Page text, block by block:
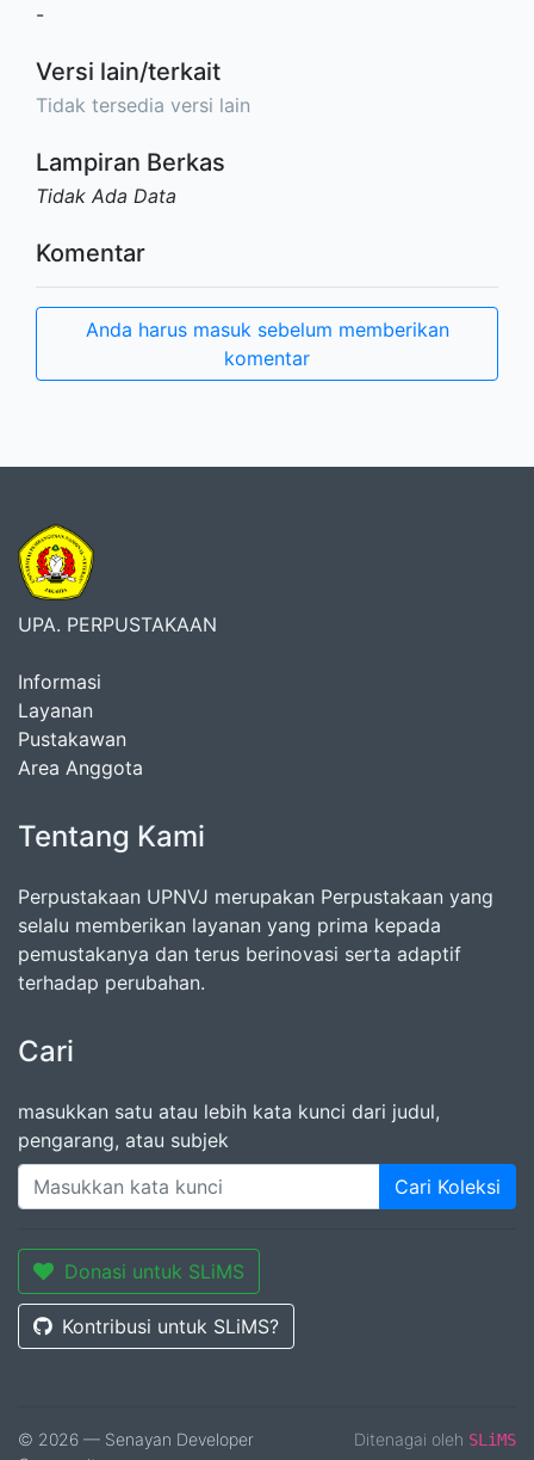
-
Versi lain/terkait
Tidak tersedia versi lain
Lampiran Berkas
Tidak Ada Data
Komentar
Anda harus masuk sebelum memberikan
komentar
UPA. PERPUSTAKAAN
Informasi
Layanan
Pustakawan
Area Anggota
Tentang Kami
Perpustakaan UPNVJ merupakan Perpustakaan yang
selalu memberikan layanan yang prima kepada
pemustakanya dan terus berinovasi serta adaptif
terhadap perubahan.
Cari
masukkan satu atau lebih kata kunci dari judul,
pengarang, atau subjek
Cari Koleksi
Donasi untuk SLiMS
Kontribusi untuk SLiMS?
© 2026 — Senayan Developer
Ditenagai oleh SLiMS